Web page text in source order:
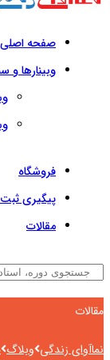
صفحه اصلی
وبینارها و
فروشگاه
پیگیری
مقالات
مقالات
نماآوای زندگی وبلاگ